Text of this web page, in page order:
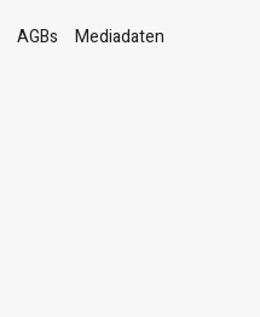
AGBs Mediadaten